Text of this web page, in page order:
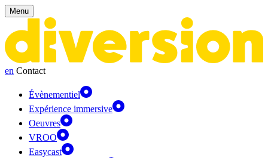
Panneau de gestion des cookies
Menu
en Contact
Évènementiel
Expérience immersive
Oeuvres
VROO
Easycast